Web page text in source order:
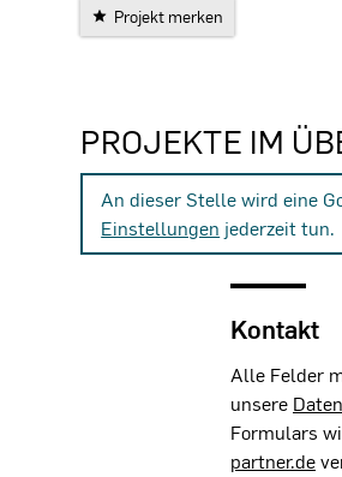
Projekt merken
PROJEKTE IM
An dieser Stelle wird eine
Einstellungen jederzeit tun.
Kontakt
Alle Felder
unsere
Formulars
partner.de